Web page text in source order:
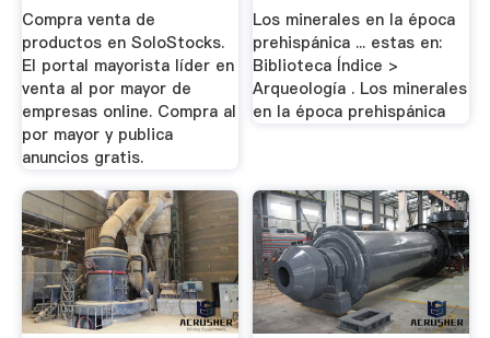
Compra venta de
productos en SoloStocks.
El portal mayorista líder en
venta al por mayor de
empresas online. Compra al
por mayor y publica
anuncios gratis.
Los minerales en la época
prehispánica ... estas en:
Biblioteca Índice >
Arqueología . Los minerales
en la época prehispánica